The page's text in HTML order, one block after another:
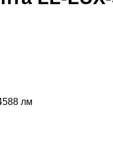
лм